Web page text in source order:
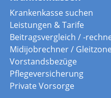
Krankenkasse suchen
Leistungen & Tarife
Beitragsvergleich / -
Midijobrechner /
Vorstandsbezüge
Pflegeversicherung
Private Vorsorge